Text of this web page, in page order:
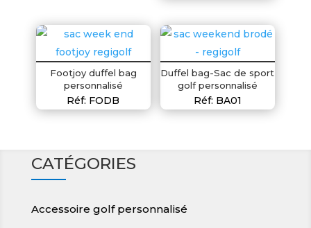
Footjoy duffel bag
personnalisé
Réf: FODB
Duffel bag-Sac de sport
golf personnalisé
Réf: BA01
CATÉGORIES
Accessoire golf personnalisé